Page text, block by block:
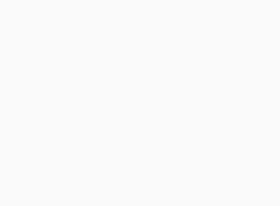
Osteuropa:
und politisch oft
Leicht wird übersehen,
auch